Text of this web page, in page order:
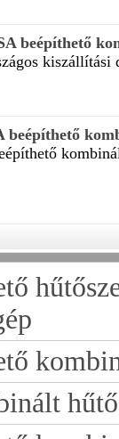
beépíthető
kiszállítási
beépíthető